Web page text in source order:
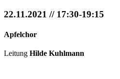
22.11.2021 // 17:30-19:15
Apfelchor
Leitung Hilde Kuhlmann